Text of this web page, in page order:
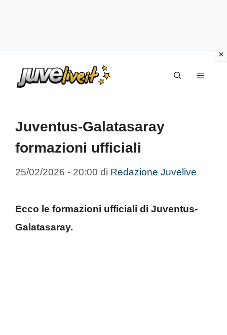
Menu
Juventus-Galatasaray
formazioni ufficiali
25/02/2026 - 20:00 di Redazione Juvelive
Ecco le formazioni ufficiali di Juventus-
Galatasaray.